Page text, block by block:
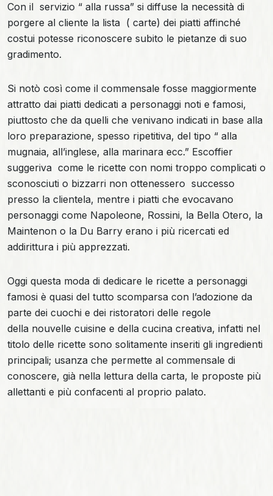
Con il servizio “ alla russa” si diffuse la necessità di
porgere al cliente la lista ( carte) dei piatti affinché
costui potesse riconoscere subito le pietanze di suo
gradimento.
Si notò così come il commensale fosse maggiormente
attratto dai piatti dedicati a personaggi noti e famosi,
piuttosto che da quelli che venivano indicati in base alla
loro preparazione, spesso ripetitiva, del tipo “ alla
mugnaia, all’inglese, alla marinara ecc.” Escoffier
suggeriva come le ricette con nomi troppo complicati o
sconosciuti o bizzarri non ottenessero successo
presso la clientela, mentre i piatti che evocavano
personaggi come Napoleone, Rossini, la Bella Otero, la
Maintenon o la Du Barry erano i più ricercati ed
addirittura i più apprezzati.
Oggi questa moda di dedicare le ricette a personaggi
famosi è quasi del tutto scomparsa con l’adozione da
parte dei cuochi e dei ristoratori delle regole
della nouvelle cuisine e della cucina creativa, infatti nel
titolo delle ricette sono solitamente inseriti gli ingredienti
principali; usanza che permette al commensale di
conoscere, già nella lettura della carta, le proposte più
allettanti e più confacenti al proprio palato.